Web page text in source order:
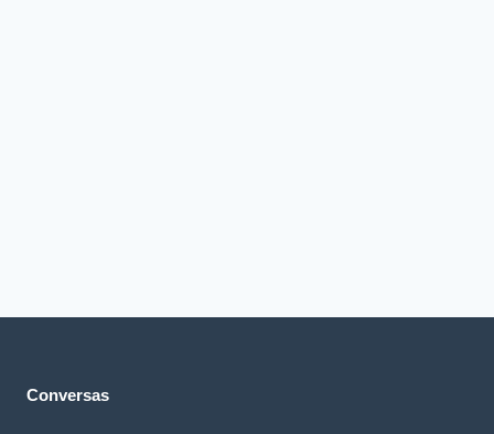
Conversas